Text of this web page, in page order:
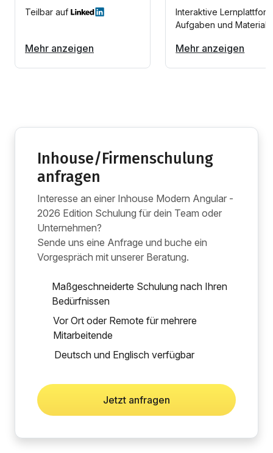
Teilbar auf
Mehr anzeigen
Interaktive
Aufgaben und
Mehr anzeigen
Inhouse/Firmenschulung
anfragen
Interesse an einer Inhouse Modern Angular -
2026 Edition Schulung für dein Team oder
Unternehmen?
Sende uns eine Anfrage und buche ein
Vorgespräch mit unserer Beratung.
Maßgeschneiderte Schulung nach Ihren
Bedürfnissen
Vor Ort oder Remote für mehrere
Mitarbeitende
Deutsch und Englisch verfügbar
Jetzt anfragen